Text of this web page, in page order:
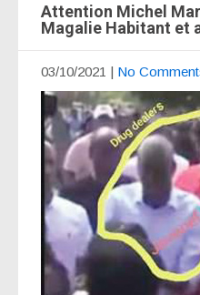
Attention Michel
Magalie Habitant et
03/10/2021 | No